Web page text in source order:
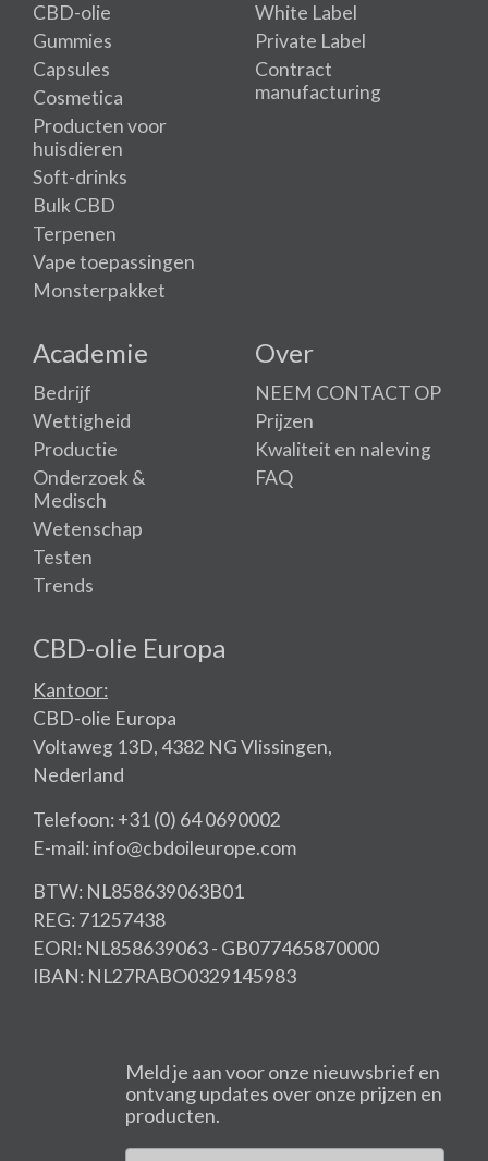
CBD-olie
Gummies
Capsules
Cosmetica
Producten voor
huisdieren
Soft-drinks
Bulk CBD
Terpenen
Vape toepassingen
Monsterpakket
White Label
Private Label
Contract
manufacturing
Academie
Bedrijf
Wettigheid
Productie
Onderzoek &
Medisch
Wetenschap
Testen
Trends
Over
NEEM CONTACT OP
Prijzen
Kwaliteit en naleving
FAQ
CBD-olie Europa
Kantoor:
CBD-olie Europa
Voltaweg 13D, 4382 NG Vlissingen,
Nederland
Telefoon: +31 (0) 64 0690002
E-mail: info@cbdoileurope.com
BTW: NL858639063B01
REG: 71257438
EORI: NL858639063 - GB077465870000
IBAN: NL27RABO0329145983
Meld je aan voor onze nieuwsbrief en
ontvang updates over onze prijzen en
producten.